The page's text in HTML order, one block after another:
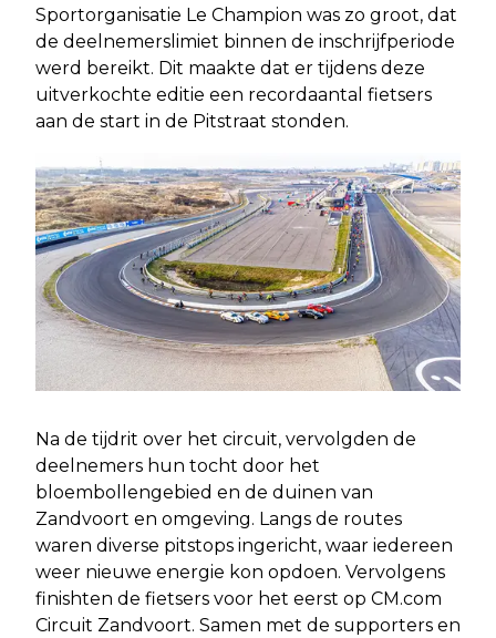
Sportorganisatie Le Champion was zo groot, dat
de deelnemerslimiet binnen de inschrijfperiode
werd bereikt. Dit maakte dat er tijdens deze
uitverkochte editie een recordaantal fietsers
aan de start in de Pitstraat stonden.
Na de tijdrit over het circuit, vervolgden de
deelnemers hun tocht door het
bloembollengebied en de duinen van
Zandvoort en omgeving. Langs de routes
waren diverse pitstops ingericht, waar iedereen
weer nieuwe energie kon opdoen. Vervolgens
finishten de fietsers voor het eerst op CM.com
Circuit Zandvoort. Samen met de supporters en